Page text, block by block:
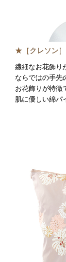
★［クレソン
繊細なお花飾り
ならではの手先
お花飾りが特徴
肌に優しい綿パ